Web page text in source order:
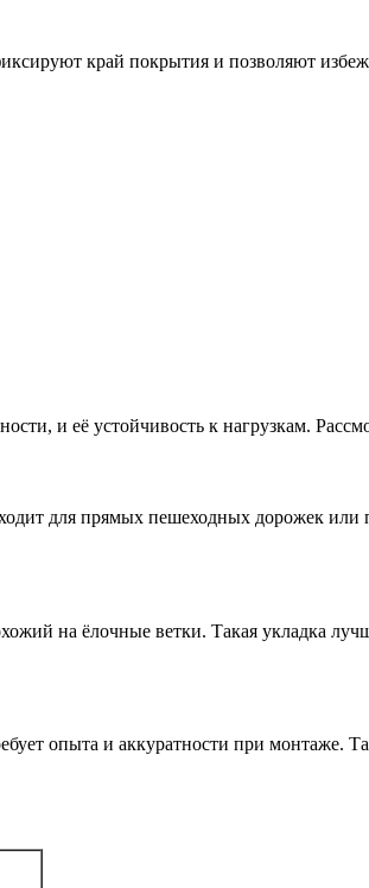
край покрытия и позволяют
и её устойчивость к нагрузкам.
для прямых пешеходных дорожек
на ёлочные ветки. Такая укладка
опыта и аккуратности при монтаже.